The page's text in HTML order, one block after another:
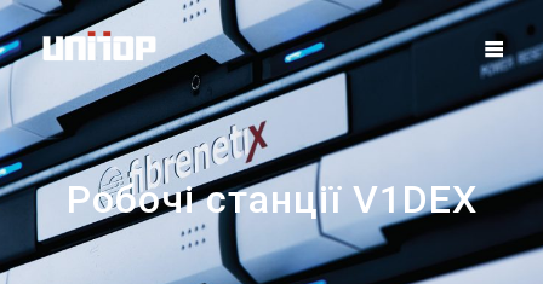
Skip
to
content
Робочі станції V1DEX